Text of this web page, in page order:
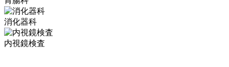
消化器科
内視鏡検査